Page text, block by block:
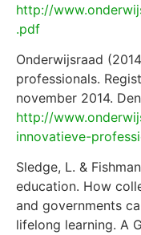
http://
.pdf
Onderwijsraad
professionals.
november 2014.
http://
innovatieve-
Sledge, L. &
education. How
and governments
lifelong learning. A